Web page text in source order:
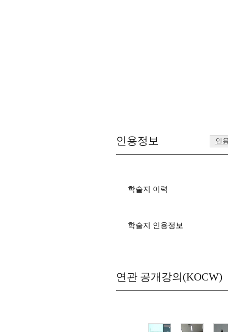
인용정보 인
학술지 이력
학술지 인용정보
연관 공개강의(KOCW)